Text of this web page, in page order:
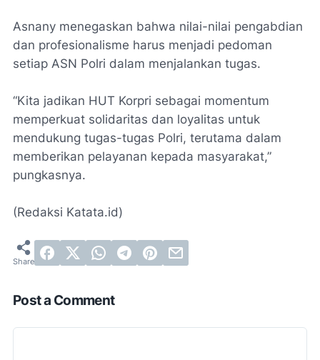
Asnany menegaskan bahwa nilai-nilai pengabdian
dan profesionalisme harus menjadi pedoman
setiap ASN Polri dalam menjalankan tugas.
“Kita jadikan HUT Korpri sebagai momentum
memperkuat solidaritas dan loyalitas untuk
mendukung tugas-tugas Polri, terutama dalam
memberikan pelayanan kepada masyarakat,”
pungkasnya.
(Redaksi Katata.id)
Post a Comment